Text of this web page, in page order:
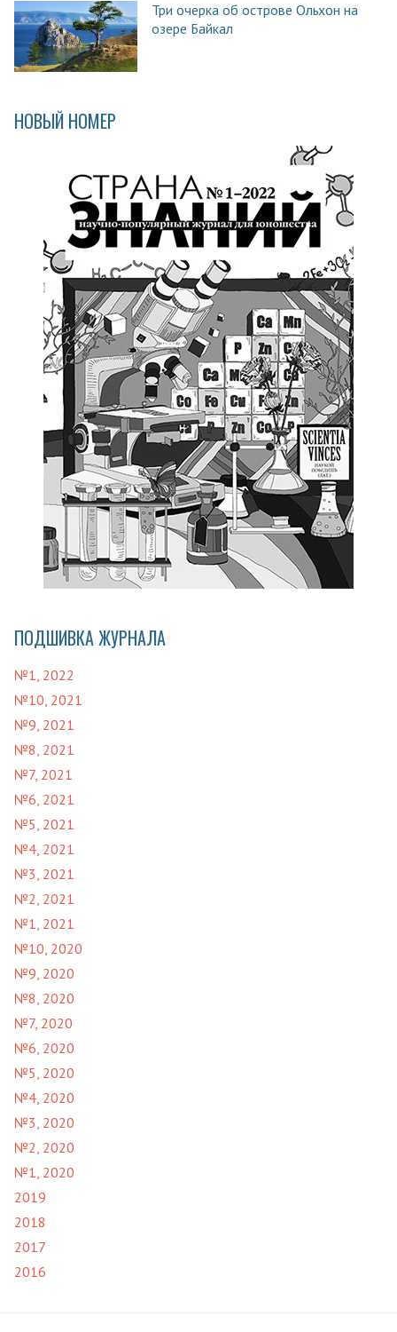
Три очерка об острове Ольхон на
озере Байкал
НОВЫЙ НОМЕР
ПОДШИВКА ЖУРНАЛА
№1, 2022
№10, 2021
№9, 2021
№8, 2021
№7, 2021
№6, 2021
№5, 2021
№4, 2021
№3, 2021
№2, 2021
№1, 2021
№10, 2020
№9, 2020
№8, 2020
№7, 2020
№6, 2020
№5, 2020
№4, 2020
№3, 2020
№2, 2020
№1, 2020
2019
2018
2017
2016